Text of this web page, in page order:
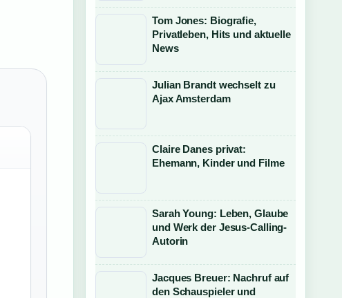
Tom Jones: Biografie,
Privatleben, Hits und aktuelle
News
Julian Brandt wechselt zu
Ajax Amsterdam
Claire Danes privat:
Ehemann, Kinder und Filme
Sarah Young: Leben, Glaube
und Werk der Jesus-Calling-
Autorin
Jacques Breuer: Nachruf auf
den Schauspieler und